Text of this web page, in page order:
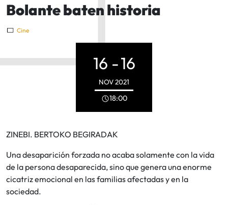
Bolante baten historia
Cine
16 -16
NOV2021
18:00
ZINEBI. BERTOKO BEGIRADAK
Una desaparición forzada no acaba solamente con la vida
de la persona desaparecida, sino que genera una enorme
cicatriz emocional en las familias afectadas y en la
sociedad.